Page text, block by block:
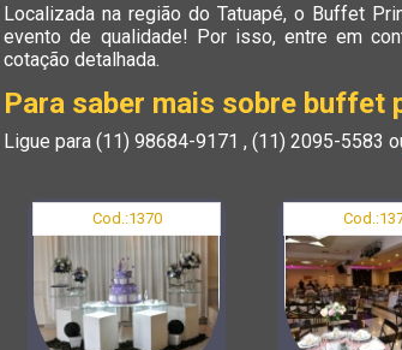
Localizada na região do Tatuapé, o Buffet
evento de qualidade! Por isso, entre em
cotação detalhada.
Para saber mais sobre buffet
Ligue para(11) 98684-9171 ,(11) 2095-5583
Cod.:1370 Cod.: